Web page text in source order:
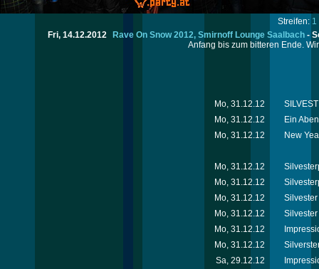
Streifen: 1
Fri, 14.12.2012
Rave On Snow 2012, Smirnoff Lounge Saalbach -
Anfang bis zum bitteren Ende.
Mo, 31.12.12
Mo, 31.12.12
Ein
Mo, 31.12.12
New
Mo, 31.12.12
Mo, 31.12.12
Mo, 31.12.12
Mo, 31.12.12
Mo, 31.12.12
Mo, 31.12.12
Sa, 29.12.12